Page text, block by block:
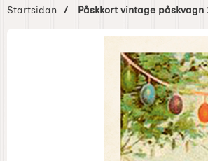
Startsidan Påskkort vintage påskvagn